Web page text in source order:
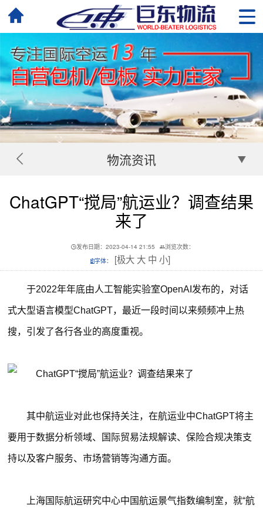
物流资讯
ChatGPT“搅局”航运业？调查结果
来了
发布日期：2023-04-14 21:55
浏览次数：
字体：
[极大 大 中 小]
于2022年年底由人工智能实验室OpenAI发布的，对话
式大型语言模型ChatGPT，最近一段时间以来频频冲上热
搜，引发了各行各业的高度重视。
其中航运业对此也保持关注，在航运业中ChatGPT将主
要用于数据分析领域、国际贸易法规解读、保险合规决策支
持以及客户服务、市场营销等沟通方面。
上海国际航运研究中心中国航运景气指数编制室，就“航